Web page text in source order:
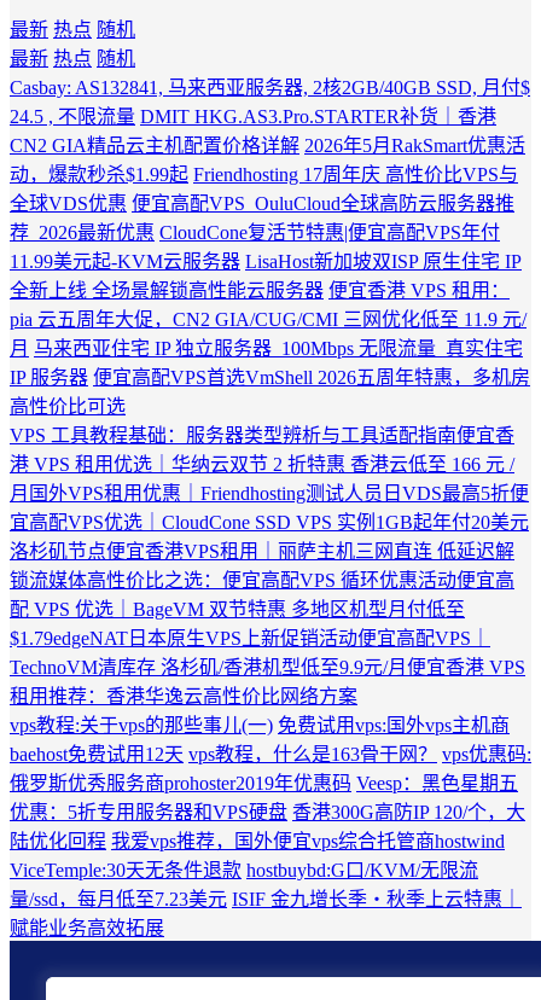
最新 热点 随机
最新 热点 随机
Casbay: AS132841, 马来西亚服务器, 2核2GB/40GB SSD, 月付$
24.5 , 不限流量 DMIT HKG.AS3.Pro.STARTER补货｜香港
CN2 GIA精品云主机配置价格详解 2026年5月RakSmart优惠活
动，爆款秒杀$1.99起 Friendhosting 17周年庆 高性价比VPS与
全球VDS优惠 便宜高配VPS_OuluCloud全球高防云服务器推
荐_2026最新优惠 CloudCone复活节特惠|便宜高配VPS年付
11.99美元起-KVM云服务器 LisaHost新加坡双ISP 原生住宅 IP
全新上线 全场景解锁高性能云服务器 便宜香港 VPS 租用：
pia 云五周年大促，CN2 GIA/CUG/CMI 三网优化低至 11.9 元/
月 马来西亚住宅 IP 独立服务器_100Mbps 无限流量_真实住宅
IP 服务器 便宜高配VPS首选VmShell 2026五周年特惠，多机房
高性价比可选
VPS 工具教程基础：服务器类型辨析与工具适配指南便宜香
港 VPS 租用优选｜华纳云双节 2 折特惠 香港云低至 166 元 /
月 国外VPS租用优惠｜Friendhosting测试人员日VDS最高5折便
宜高配VPS优选｜CloudCone SSD VPS 实例1GB起年付20美元
洛杉矶节点便宜香港VPS租用｜丽萨主机三网直连 低延迟解
锁流媒体高性价比之选：便宜高配VPS 循环优惠活动便宜高
配 VPS 优选｜BageVM 双节特惠 多地区机型月付低至
$1.79edgeNAT日本原生VPS上新促销活动便宜高配VPS｜
TechnoVM清库存 洛杉矶/香港机型低至9.9元/月 便宜香港 VPS
租用推荐：香港华逸云高性价比网络方案
vps教程:关于vps的那些事儿(一) 免费试用vps:国外vps主机商
baehost免费试用12天 vps教程，什么是163骨干网？
vps优惠码:
俄罗斯优秀服务商prohoster2019年优惠码 Veesp：黑色星期五
优惠：5折专用服务器和VPS硬盘 香港300G高防IP 120/个，大
陆优化回程 我爱vps推荐，国外便宜vps综合托管商hostwind
ViceTemple:30天无条件退款 hostbuybd:G口/KVM/无限流
量/ssd，每月低至7.23美元 ISIF 金九增长季・秋季上云特惠｜
赋能业务高效拓展